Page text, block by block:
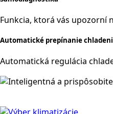
Funkcia, ktorá vás upozorní
Automatické prepínanie
Automatická regulácia